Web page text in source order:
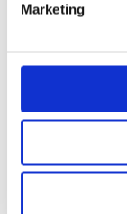
Marketing